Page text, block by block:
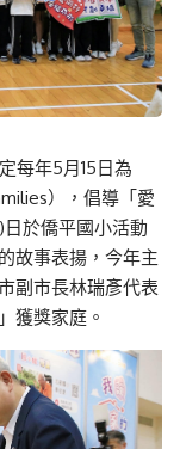
每年5月15日為
） ， 倡導「愛
) 日於僑平國小活動
故事表揚 ， 今年主
副市長林瑞彥代表
獲獎家庭 。